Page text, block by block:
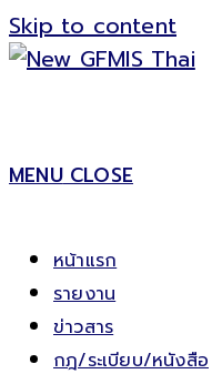
Skip to content
MENU CLOSE
หน้าแรก
รายงาน
ข่าวสาร
กฎ/ระเบียบ/หนังสือ